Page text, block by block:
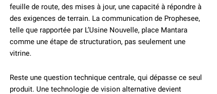
feuille de route, des mises à jour, une capacité à répondre à
des exigences de terrain. La communication de Prophesee,
telle que rapportée par L’Usine Nouvelle, place Mantara
comme une étape de structuration, pas seulement une
vitrine.
Reste une question technique centrale, qui dépasse ce seul
produit. Une technologie de vision alternative devient